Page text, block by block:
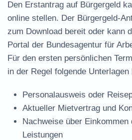
Den Erstantrag auf Bürgergeld
online stellen. Der Bürgergeld-
zum Download bereit oder kann
Portal der Bundesagentur für
Für den ersten persönlichen
in der Regel folgende Unterlagen
Personalausweis oder
Aktueller Mietvertrag und
Nachweise über Einkommen
Leistungen